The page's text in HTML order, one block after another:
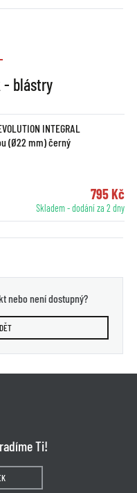
- blástry
INTEGRAL
(Ø22 mm) černý
795 Kč
Skladem - dodání za 2 dny
nebo není dostupný?
Ti!